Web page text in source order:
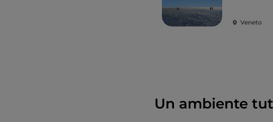
Veneto
Un ambiente